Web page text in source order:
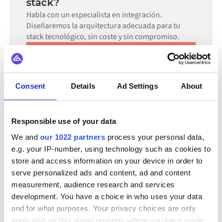
Consent Details Ad Settings About
Responsible use of your data
We and our 1022 partners process your personal data,
e.g. your IP-number, using technology such as cookies to
store and access information on your device in order to
serve personalized ads and content, ad and content
measurement, audience research and services
development. You have a choice in who uses your data
and for what purposes. Your privacy choices are only
applicable on this digital property where you have made
lo que reduce significativamente el tiempo de
configuración.
stack?
Habla con un especialista en integración.
Diseñaremos la arquitectura adecuada para tu
stack tecnológico, sin coste y sin compromiso.
Llamada de 30 minutos | Consulta gratuita
Virto Commerce GS1 Litium
Jetshop
OpenAI
Klarna Adyen Stripe
Ver todas las integraciones de KatanaPIM